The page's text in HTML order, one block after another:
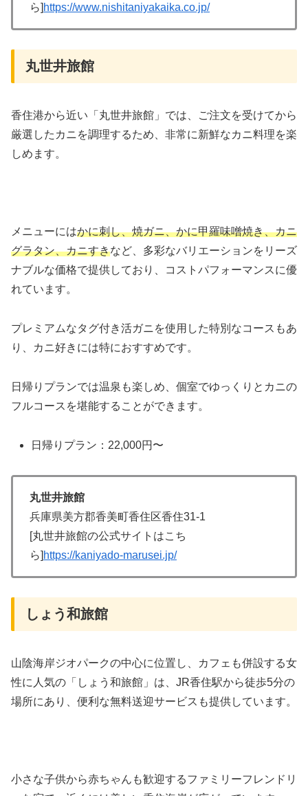
ら] https://www.nishitaniyakaika.co.jp/
丸世井旅館
香住港から近い「丸世井旅館」では、ご注文を受けてから
厳選したカニを調理するため、非常に新鮮なカニ料理を楽
しめます。
メニューにはかに刺し、焼ガニ、かに甲羅味噌焼き、カニ
グラタン、カニすきなど、多彩なバリエーションをリーズ
ナブルな価格で提供しており、コストパフォーマンスに優
れています。
プレミアムなタグ付き活ガニを使用した特別なコースもあ
り、カニ好きには特におすすめです。
日帰りプランでは温泉も楽しめ、個室でゆっくりとカニの
フルコースを堪能することができます。
日帰りプラン：22,000円〜
丸世井旅館
兵庫県美方郡香美町香住区香住31-1
[丸世井旅館の公式サイトはこち
ら] https://kaniyado-marusei.jp/
しょう和旅館
山陰海岸ジオパークの中心に位置し、カフェも併設する女
性に人気の「しょう和旅館」は、JR香住駅から徒歩5分の
場所にあり、便利な無料送迎サービスも提供しています。
小さな子供から赤ちゃんも歓迎するファミリーフレンドリ